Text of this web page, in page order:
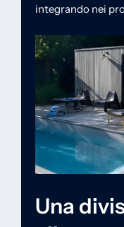
integrando nei
Una